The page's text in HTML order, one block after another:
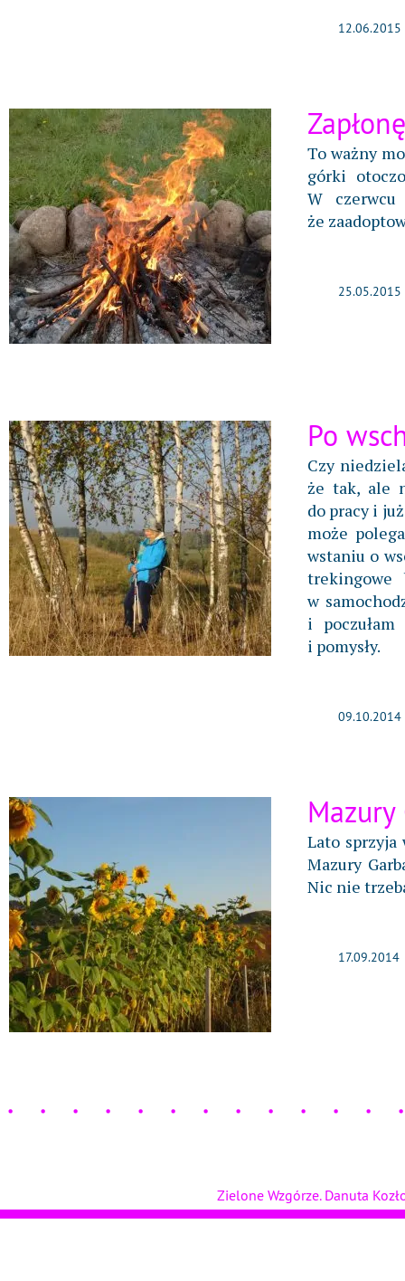
12.06.2015
To ważny
górki
W
że
25.05.2015
Po
Czy
że tak, ale
do pracy i
może
wstaniu o
w
i
i pomysły.
09.10.2014
Lato sprzyja
Mazury
Nic nie
17.09.2014
Zielone Wzgórze. Danuta